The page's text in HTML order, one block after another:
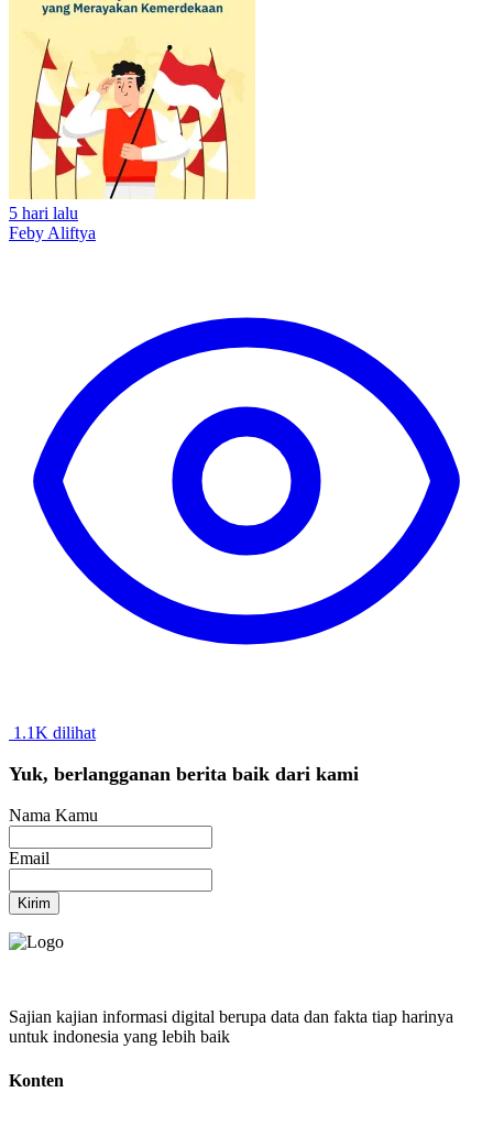
5 hari lalu
Feby Aliftya
1.1K dilihat
Yuk, berlangganan berita baik dari kami
Nama Kamu
Email
Kirim
Sajian kajian informasi digital berupa data dan fakta tiap harinya
untuk indonesia yang lebih baik
Konten